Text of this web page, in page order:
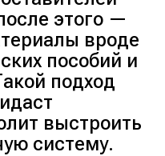
этого —
вроде
пособий и
подход
выстроить
систему.